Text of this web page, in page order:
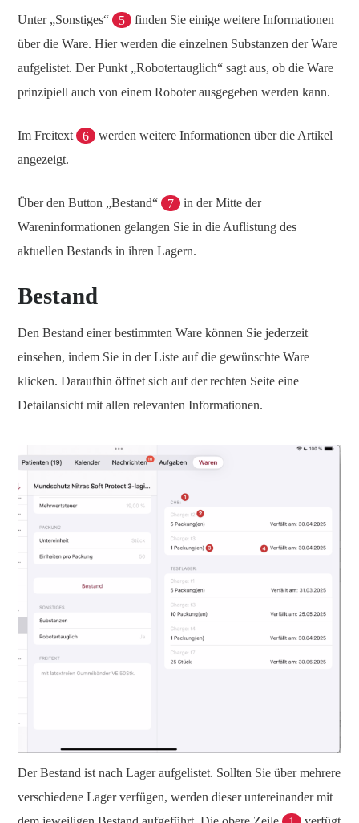
Unter „Sonstiges“ 5
finden Sie einige weitere Informationen
über die Ware. Hier werden die einzelnen Substanzen der Ware
aufgelistet. Der Punkt „Robotertauglich“ sagt aus, ob die Ware
prinzipiell auch von einem Roboter ausgegeben werden kann.
Im Freitext 6
werden weitere Informationen über die Artikel
angezeigt.
Über den Button „Bestand“ 7
in der Mitte der
Wareninformationen gelangen Sie in die Auflistung des
aktuellen Bestands in ihren Lagern.
Bestand
Den Bestand einer bestimmten Ware können Sie jederzeit
einsehen, indem Sie in der Liste auf die gewünschte Ware
klicken. Daraufhin öffnet sich auf der rechten Seite eine
Detailansicht mit allen relevanten Informationen.
Der Bestand ist nach Lager aufgelistet. Sollten Sie über mehrere
verschiedene Lager verfügen, werden dieser untereinander mit